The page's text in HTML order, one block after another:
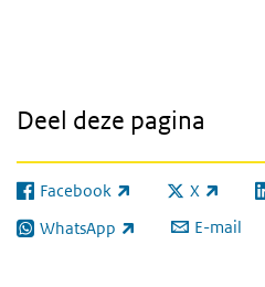
Deel deze pagina
Facebook
(externe link) X
(externe link)
WhatsApp
(externe link) E-mail